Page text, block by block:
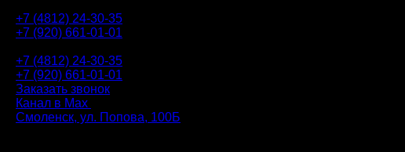
+7 (4812) 24-30-35
+7 (920) 661-01-01
+7 (4812) 24-30-35
+7 (920) 661-01-01
Заказать звонок
Канал в Max
Смоленск, ул. Попова, 100Б